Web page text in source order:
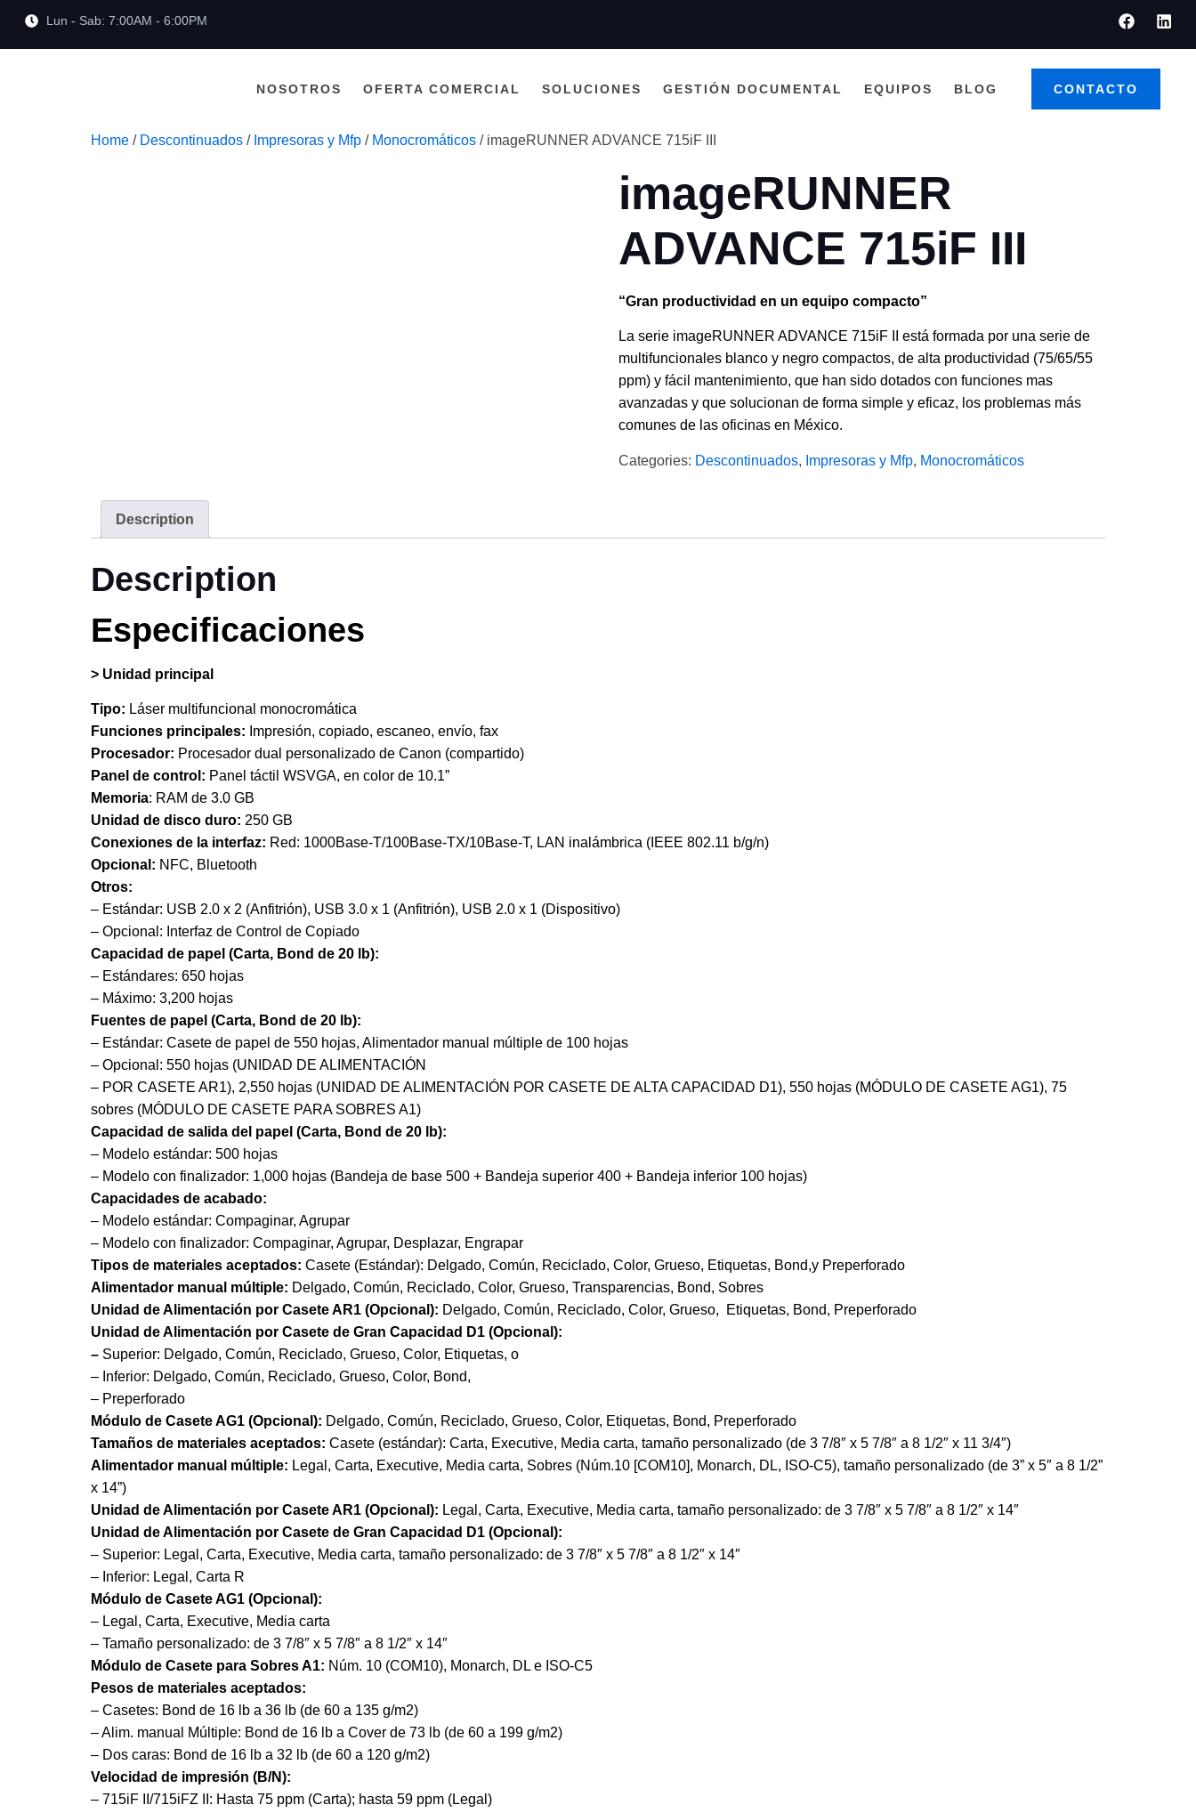
Lun - Sab: 7:00AM - 6:00PM
NOSOTROS OFERTA COMERCIAL SOLUCIONES GESTIÓN DOCUMENTAL EQUIPOS BLOG CONTACTO
Home / Descontinuados / Impresoras y Mfp / Monocromáticos / imageRUNNER ADVANCE 715iF III
imageRUNNER
ADVANCE 715iF III
“Gran productividad en un equipo compacto”
La serie imageRUNNER ADVANCE 715iF II está formada por una serie de
multifuncionales blanco y negro compactos, de alta productividad (75/65/55
ppm) y fácil mantenimiento, que han sido dotados con funciones mas
avanzadas y que solucionan de forma simple y eficaz, los problemas más
comunes de las oficinas en México.
Categories: Descontinuados, Impresoras y Mfp, Monocromáticos
Description
Description
Especificaciones
> Unidad principal
Tipo: Láser multifuncional monocromática
Funciones principales: Impresión, copiado, escaneo, envío, fax
Procesador: Procesador dual personalizado de Canon (compartido)
Panel de control: Panel táctil WSVGA, en color de 10.1”
Memoria: RAM de 3.0 GB
Unidad de disco duro: 250 GB
Conexiones de la interfaz: Red: 1000Base-T/100Base-TX/10Base-T, LAN inalámbrica (IEEE 802.11 b/g/n)
Opcional: NFC, Bluetooth
Otros:
– Estándar: USB 2.0 x 2 (Anfitrión), USB 3.0 x 1 (Anfitrión), USB 2.0 x 1 (Dispositivo)
– Opcional: Interfaz de Control de Copiado
Capacidad de papel (Carta, Bond de 20 lb):
– Estándares: 650 hojas
– Máximo: 3,200 hojas
Fuentes de papel (Carta, Bond de 20 lb):
– Estándar: Casete de papel de 550 hojas, Alimentador manual múltiple de 100 hojas
– Opcional: 550 hojas (UNIDAD DE ALIMENTACIÓN
– POR CASETE AR1), 2,550 hojas (UNIDAD DE ALIMENTACIÓN POR CASETE DE ALTA CAPACIDAD D1), 550 hojas (MÓDULO DE CASETE AG1), 75
sobres (MÓDULO DE CASETE PARA SOBRES A1)
Capacidad de salida del papel (Carta, Bond de 20 lb):
– Modelo estándar: 500 hojas
– Modelo con finalizador: 1,000 hojas (Bandeja de base 500 + Bandeja superior 400 + Bandeja inferior 100 hojas)
Capacidades de acabado:
– Modelo estándar: Compaginar, Agrupar
– Modelo con finalizador: Compaginar, Agrupar, Desplazar, Engrapar
Tipos de materiales aceptados: Casete (Estándar): Delgado, Común, Reciclado, Color, Grueso, Etiquetas, Bond,y Preperforado
Alimentador manual múltiple: Delgado, Común, Reciclado, Color, Grueso, Transparencias, Bond, Sobres
Unidad de Alimentación por Casete AR1 (Opcional): Delgado, Común, Reciclado, Color, Grueso, Etiquetas, Bond, Preperforado
Unidad de Alimentación por Casete de Gran Capacidad D1 (Opcional):
– Superior: Delgado, Común, Reciclado, Grueso, Color, Etiquetas, o
– Inferior: Delgado, Común, Reciclado, Grueso, Color, Bond,
– Preperforado
Módulo de Casete AG1 (Opcional): Delgado, Común, Reciclado, Grueso, Color, Etiquetas, Bond, Preperforado
Tamaños de materiales aceptados: Casete (estándar): Carta, Executive, Media carta, tamaño personalizado (de 3 7/8″ x 5 7/8″ a 8 1/2″ x 11 3/4″)
Alimentador manual múltiple: Legal, Carta, Executive, Media carta, Sobres (Núm.10 [COM10], Monarch, DL, ISO-C5), tamaño personalizado (de 3” x 5″ a 8 1/2”
x 14”)
Unidad de Alimentación por Casete AR1 (Opcional): Legal, Carta, Executive, Media carta, tamaño personalizado: de 3 7/8″ x 5 7/8″ a 8 1/2″ x 14″
Unidad de Alimentación por Casete de Gran Capacidad D1 (Opcional):
– Superior: Legal, Carta, Executive, Media carta, tamaño personalizado: de 3 7/8″ x 5 7/8″ a 8 1/2″ x 14″
– Inferior: Legal, Carta R
Módulo de Casete AG1 (Opcional):
– Legal, Carta, Executive, Media carta
– Tamaño personalizado: de 3 7/8″ x 5 7/8″ a 8 1/2″ x 14″
Módulo de Casete para Sobres A1: Núm. 10 (COM10), Monarch, DL e ISO-C5
Pesos de materiales aceptados:
– Casetes: Bond de 16 lb a 36 lb (de 60 a 135 g/m2)
– Alim. manual Múltiple: Bond de 16 lb a Cover de 73 lb (de 60 a 199 g/m2)
– Dos caras: Bond de 16 lb a 32 lb (de 60 a 120 g/m2)
Velocidad de impresión (B/N):
– 715iF II/715iFZ II: Hasta 75 ppm (Carta); hasta 59 ppm (Legal)